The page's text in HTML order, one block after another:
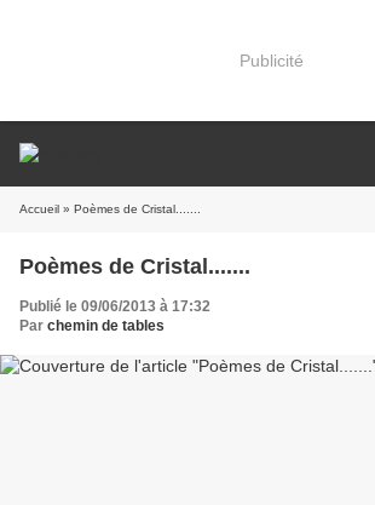
Publicité
Accueil » Poèmes de Cristal.......
Poèmes de Cristal.......
Publié le 09/06/2013 à 17:32
Par chemin de tables